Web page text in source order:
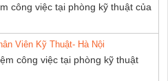
công việc tại phòng kỹ thuật của
Viên Kỹ Thuật- Hà Nội
công việc tại phòng kỹ thuật